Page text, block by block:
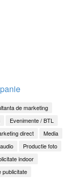
de marketing
Evenimente / BTL
direct
Media
Productie foto
indoor
publicitate